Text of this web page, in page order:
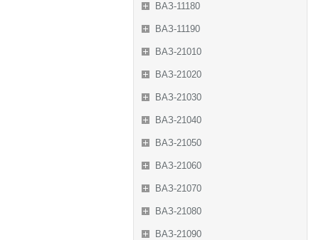
ВАЗ-11180
ВАЗ-11190
ВАЗ-21010
ВАЗ-21020
ВАЗ-21030
ВАЗ-21040
ВАЗ-21050
ВАЗ-21060
ВАЗ-21070
ВАЗ-21080
ВАЗ-21090